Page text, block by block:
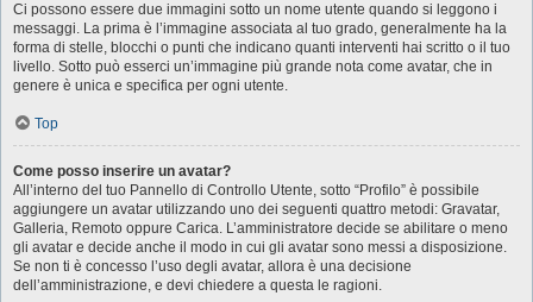
Ci possono essere due immagini sotto un nome utente quando si leggono i
messaggi. La prima è l’immagine associata al tuo grado, generalmente ha la
forma di stelle, blocchi o punti che indicano quanti interventi hai scritto o il tuo
livello. Sotto può esserci un’immagine più grande nota come avatar, che in
genere è unica e specifica per ogni utente.
Top
Come posso inserire un avatar?
All’interno del tuo Pannello di Controllo Utente, sotto “Profilo” è possibile
aggiungere un avatar utilizzando uno dei seguenti quattro metodi: Gravatar,
Galleria, Remoto oppure Carica. L’amministratore decide se abilitare o meno
gli avatar e decide anche il modo in cui gli avatar sono messi a disposizione.
Se non ti è concesso l’uso degli avatar, allora è una decisione
dell’amministrazione, e devi chiedere a questa le ragioni.